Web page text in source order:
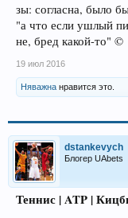
зы: согласна, было
"а что если ушлый
не, бред какой-то" ©
19 июл 2016
Няважна нравится это.
dstankevych
Блогер UAbets
Теннис | ATP |